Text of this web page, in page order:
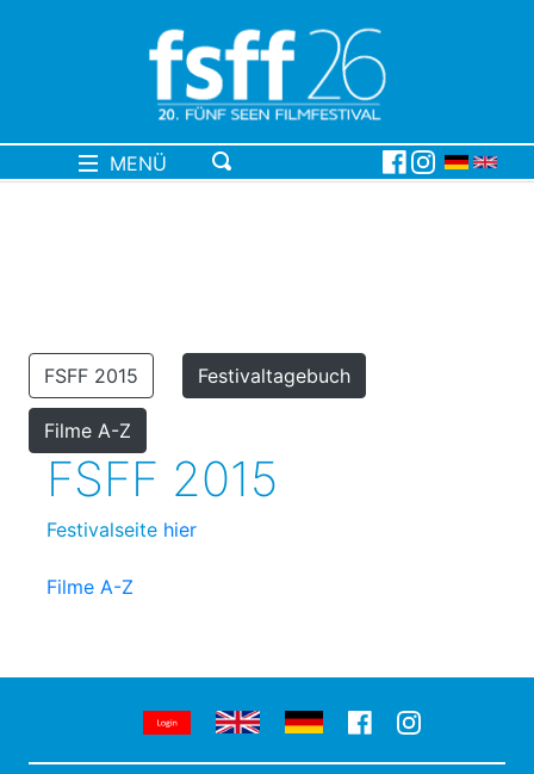
MENÜ
FSFF 2015 Festivaltagebuch
Filme A-Z
FSFF 2015
Festivalseite hier
Filme A-Z